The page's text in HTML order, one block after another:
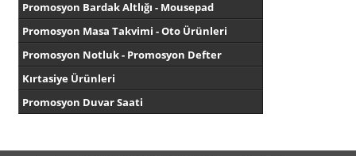
Promosyon Bardak Altlığı - Mousepad
Promosyon Masa Takvimi - Oto Ürünleri
Promosyon Notluk - Promosyon Defter
Kırtasiye Ürünleri
Promosyon Duvar Saati